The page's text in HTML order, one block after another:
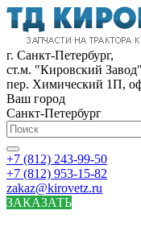
г. Санкт-Петербург,
ст.м. "Кировский Завод"
пер. Химический 1П,
Ваш город
Санкт-Петербург
+7 (812) 243-99-50
+7 (812) 953-15-82
zakaz@kirovetz.ru
ЗАКАЗАТЬ